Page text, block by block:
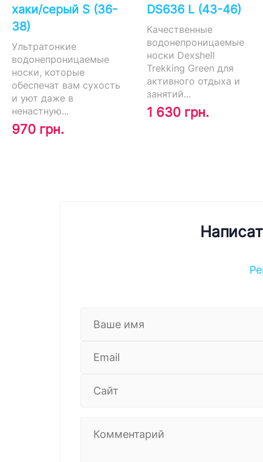
хаки/серый S (36-
38)
Ультратонкие
водонепроницаемые
носки, которые
обеспечат вам сухость
и уют даже в
ненастную...
970 грн.
DS636 L (43-46)
Качественные
водонепроницаемые
носки Dexshell
Trekking Green для
активного отдыха и
занятий...
1 630 грн.